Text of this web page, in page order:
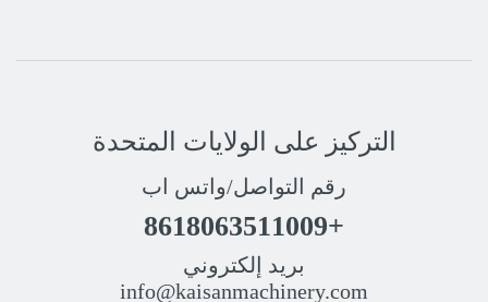
التركيز على الولايات المتحدة
رقم التواصل/واتس اب
+8618063511009
بريد إلكتروني
info@kaisanmachinery.com